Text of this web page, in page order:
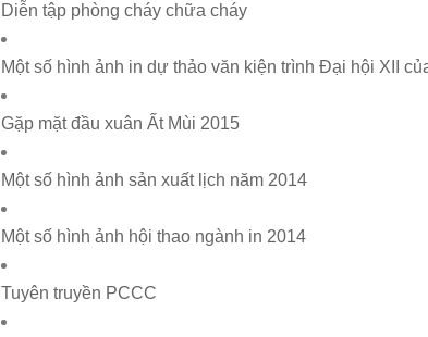
Diễn tập phòng cháy chữa cháy
Một số hình ảnh in dự thảo văn kiện trình Đại hội XII
Gặp mặt đầu xuân Ất Mùi 2015
Một số hình ảnh sản xuất lịch năm 2014
Một số hình ảnh hội thao ngành in 2014
Tuyên truyền PCCC